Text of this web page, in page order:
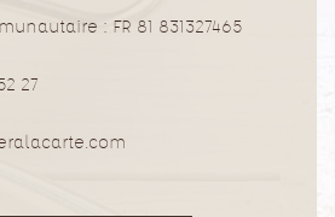
: FR 81 831327465
27